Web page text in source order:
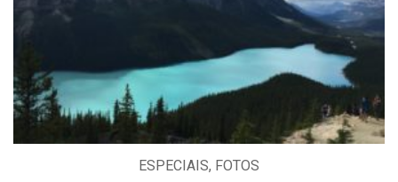
ESPECIAIS, FOTOS